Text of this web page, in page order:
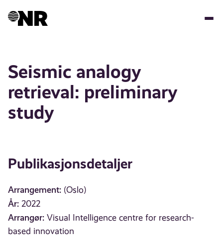
Seismic analogy
retrieval: preliminary
study
Publikasjonsdetaljer
Arrangement: (Oslo)
År: 2022
Arrangør: Visual Intelligence centre for research-
based innovation